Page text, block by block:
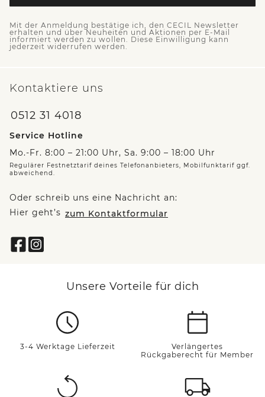
Mit der Anmeldung bestätige ich, den CECIL Newsletter
erhalten und über Neuheiten und Aktionen per E-Mail
informiert werden zu wollen. Diese Einwilligung kann
jederzeit widerrufen werden.
Kontaktiere uns
0512 31 4018
Service Hotline
Mo.-Fr. 8:00 – 21:00 Uhr, Sa. 9:00 – 18:00 Uhr
Regulärer Festnetztarif deines Telefonanbieters, Mobilfunktarif ggf.
abweichend.
Oder schreib uns eine Nachricht an:
Hier geht’s zum Kontaktformular
Unsere Vorteile für dich
3-4 Werktage Lieferzeit
Verlängertes
Rückgaberecht für Member